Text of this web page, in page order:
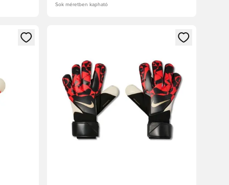
Sok méretben kapható
vagy a tagként való regisztrációhoz
Megnyit egy modált a bejelentkezéshez vagy a